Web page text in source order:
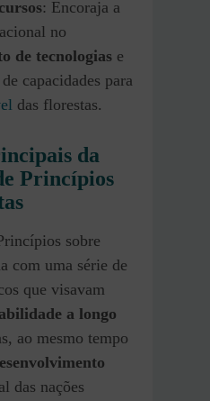
: Encoraja a
no
de tecnologias e
capacidades para
das florestas.
da
Princípios
sobre
com uma série de
que visavam
a longo
ao mesmo tempo
das nações